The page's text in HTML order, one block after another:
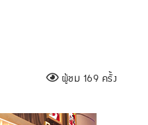
ผู้ชม 169 ครั้ง